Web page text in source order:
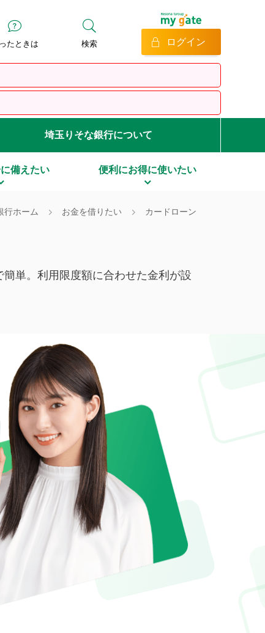
たときは 検索 ログイン
埼玉りそな銀行について
備えたい 便利にお得に使いたい
行ホーム お金を借りたい カードローン
単。利用限度額に合わせた金利が設